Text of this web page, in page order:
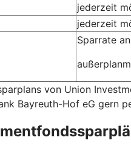
jederzeit
jederzeit
Sparrate
von Union
Bayreuth-Hof eG gern